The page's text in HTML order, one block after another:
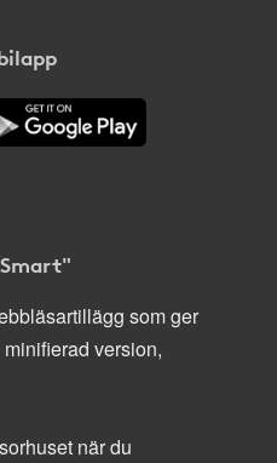
som ger
version,
när du